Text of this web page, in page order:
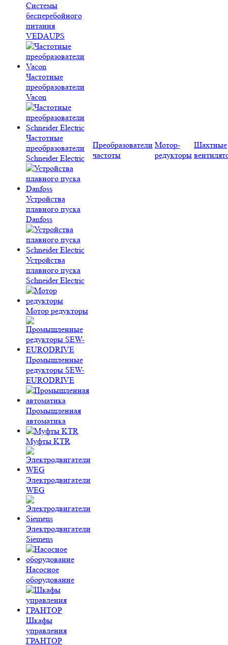
Системы
бесперебойного
питания
VEDAUPS
Частотные
преобразователи
Vacon
Частотные
преобразователи
Schneider Electric
Устройства
плавного пуска
Danfoss
Устройства
плавного пуска
Schneider Electric
Мотор редукторы
Промышленные
редукторы SEW-
EURODRIVE
Промышленная
автоматика
Муфты KTR
Электродвигатели
WEG
Электродвигатели
Siemens
Насосное
оборудование
Шкафы
управления
ГРАНТОР
Преобразователи
частоты
Мотор-
редукторы
Шахтные